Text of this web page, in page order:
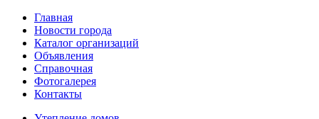
Главная
Новости города
Каталог организаций
Объявления
Справочная
Фотогалерея
Контакты